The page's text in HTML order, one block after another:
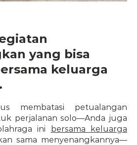
yang bisa
keluarga
membatasi petualangan
perjalanan solo—Anda juga
ini
bersama keluarga
sama menyenangkannya—